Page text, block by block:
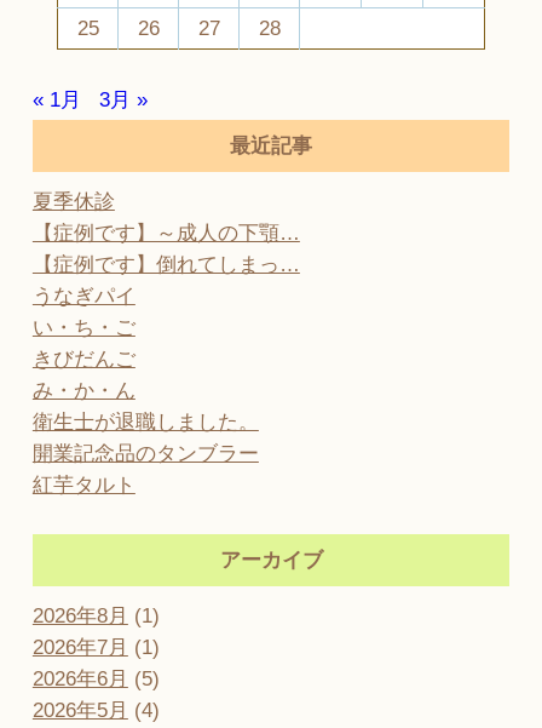
25
26 27 28
« 1月
3月 »
最近記事
夏季休診
【症例です】～成人の下顎…
【症例です】倒れてしまっ…
うなぎパイ
い・ち・ご
きびだんご
み・か・ん
衛生士が退職しました。
開業記念品のタンブラー
紅芋タルト
アーカイブ
2026年8月 (1)
2026年7月 (1)
2026年6月 (5)
2026年5月 (4)